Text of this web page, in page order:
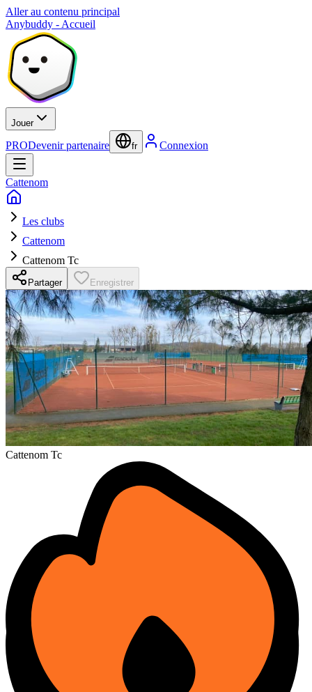
Aller au contenu principal
Anybuddy - Accueil
Jouer
PRODevenir partenaire fr Connexion
Cattenom
Les clubs
Cattenom
Cattenom Tc
Partager Enregistrer
Cattenom Tc